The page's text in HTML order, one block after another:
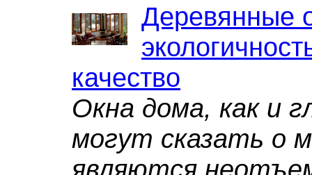
Деревянные
качество
Окна дома, как и
могут сказать о
являются